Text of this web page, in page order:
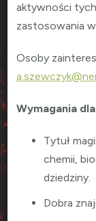
aktywności
zastosowania
Osoby
Wymagania
Tytuł
chemii,
dziedziny.
Dobra